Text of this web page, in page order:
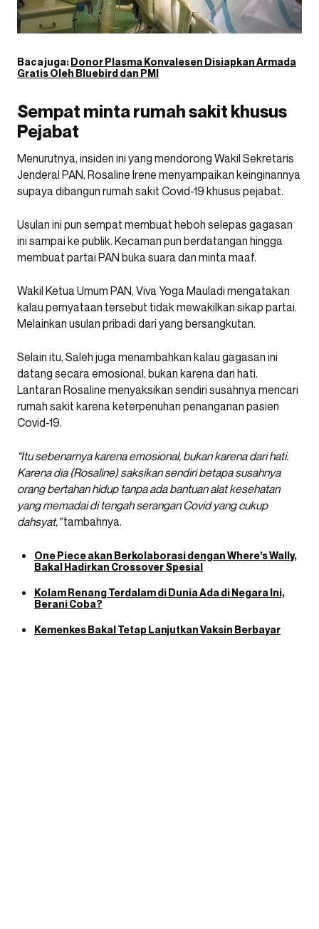
Baca juga: Donor Plasma Konvalesen Disiapkan Armada
Gratis Oleh Bluebird dan PMI
Sempat minta rumah sakit khusus
Pejabat
Menurutnya, insiden ini yang mendorong Wakil Sekretaris
Jenderal PAN, Rosaline Irene menyampaikan keinginannya
supaya dibangun rumah sakit Covid-19 khusus pejabat.
Usulan ini pun sempat membuat heboh selepas gagasan
ini sampai ke publik. Kecaman pun berdatangan hingga
membuat partai PAN buka suara dan minta maaf.
Wakil Ketua Umum PAN, Viva Yoga Mauladi mengatakan
kalau pernyataan tersebut tidak mewakilkan sikap partai.
Melainkan usulan pribadi dari yang bersangkutan.
Selain itu, Saleh juga menambahkan kalau gagasan ini
datang secara emosional, bukan karena dari hati.
Lantaran Rosaline menyaksikan sendiri susahnya mencari
rumah sakit karena keterpenuhan penanganan pasien
Covid-19.
“Itu sebenarnya karena emosional, bukan karena dari hati.
Karena dia (Rosaline) saksikan sendiri betapa susahnya
orang bertahan hidup tanpa ada bantuan alat kesehatan
yang memadai di tengah serangan Covid yang cukup
dahsyat,”tambahnya.
One Piece akan Berkolaborasi dengan Where’s Wally,
Bakal Hadirkan Crossover Spesial
Kolam Renang Terdalam di Dunia Ada di Negara Ini,
Berani Coba?
Kemenkes Bakal Tetap Lanjutkan Vaksin Berbayar